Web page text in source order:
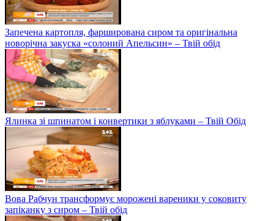
Запечена картопля, фарширована сиром та оригінальна
новорічна закуска «солоний Апельсин» – Твій обід
Ялинка зі шпинатом і конвертики з яблуками – Твій Обід
Вова Рабчун трансформує морожені вареники у соковиту
запіканку з сиром – Твій обід